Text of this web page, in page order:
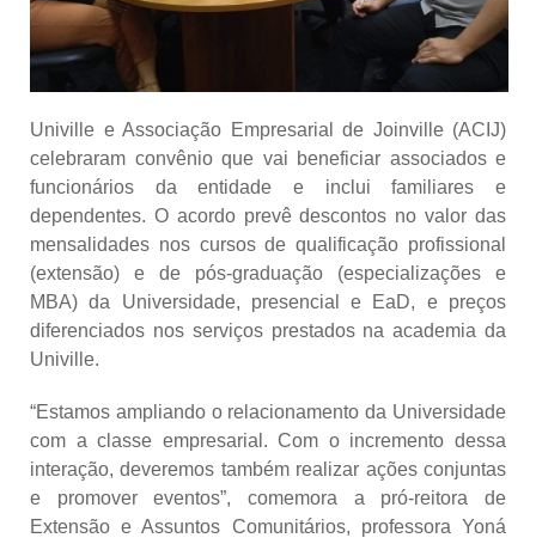
Univille e Associação Empresarial de Joinville (ACIJ)
celebraram convênio que vai beneficiar associados e
funcionários da entidade e inclui familiares e
dependentes. O acordo prevê descontos no valor das
mensalidades nos cursos de qualificação profissional
(extensão) e de pós-graduação (especializações e
MBA) da Universidade, presencial e EaD, e preços
diferenciados nos serviços prestados na academia da
Univille.
“Estamos ampliando o relacionamento da Universidade
com a classe empresarial. Com o incremento dessa
interação, deveremos também realizar ações conjuntas
e promover eventos”, comemora a pró-reitora de
Extensão e Assuntos Comunitários, professora Yoná